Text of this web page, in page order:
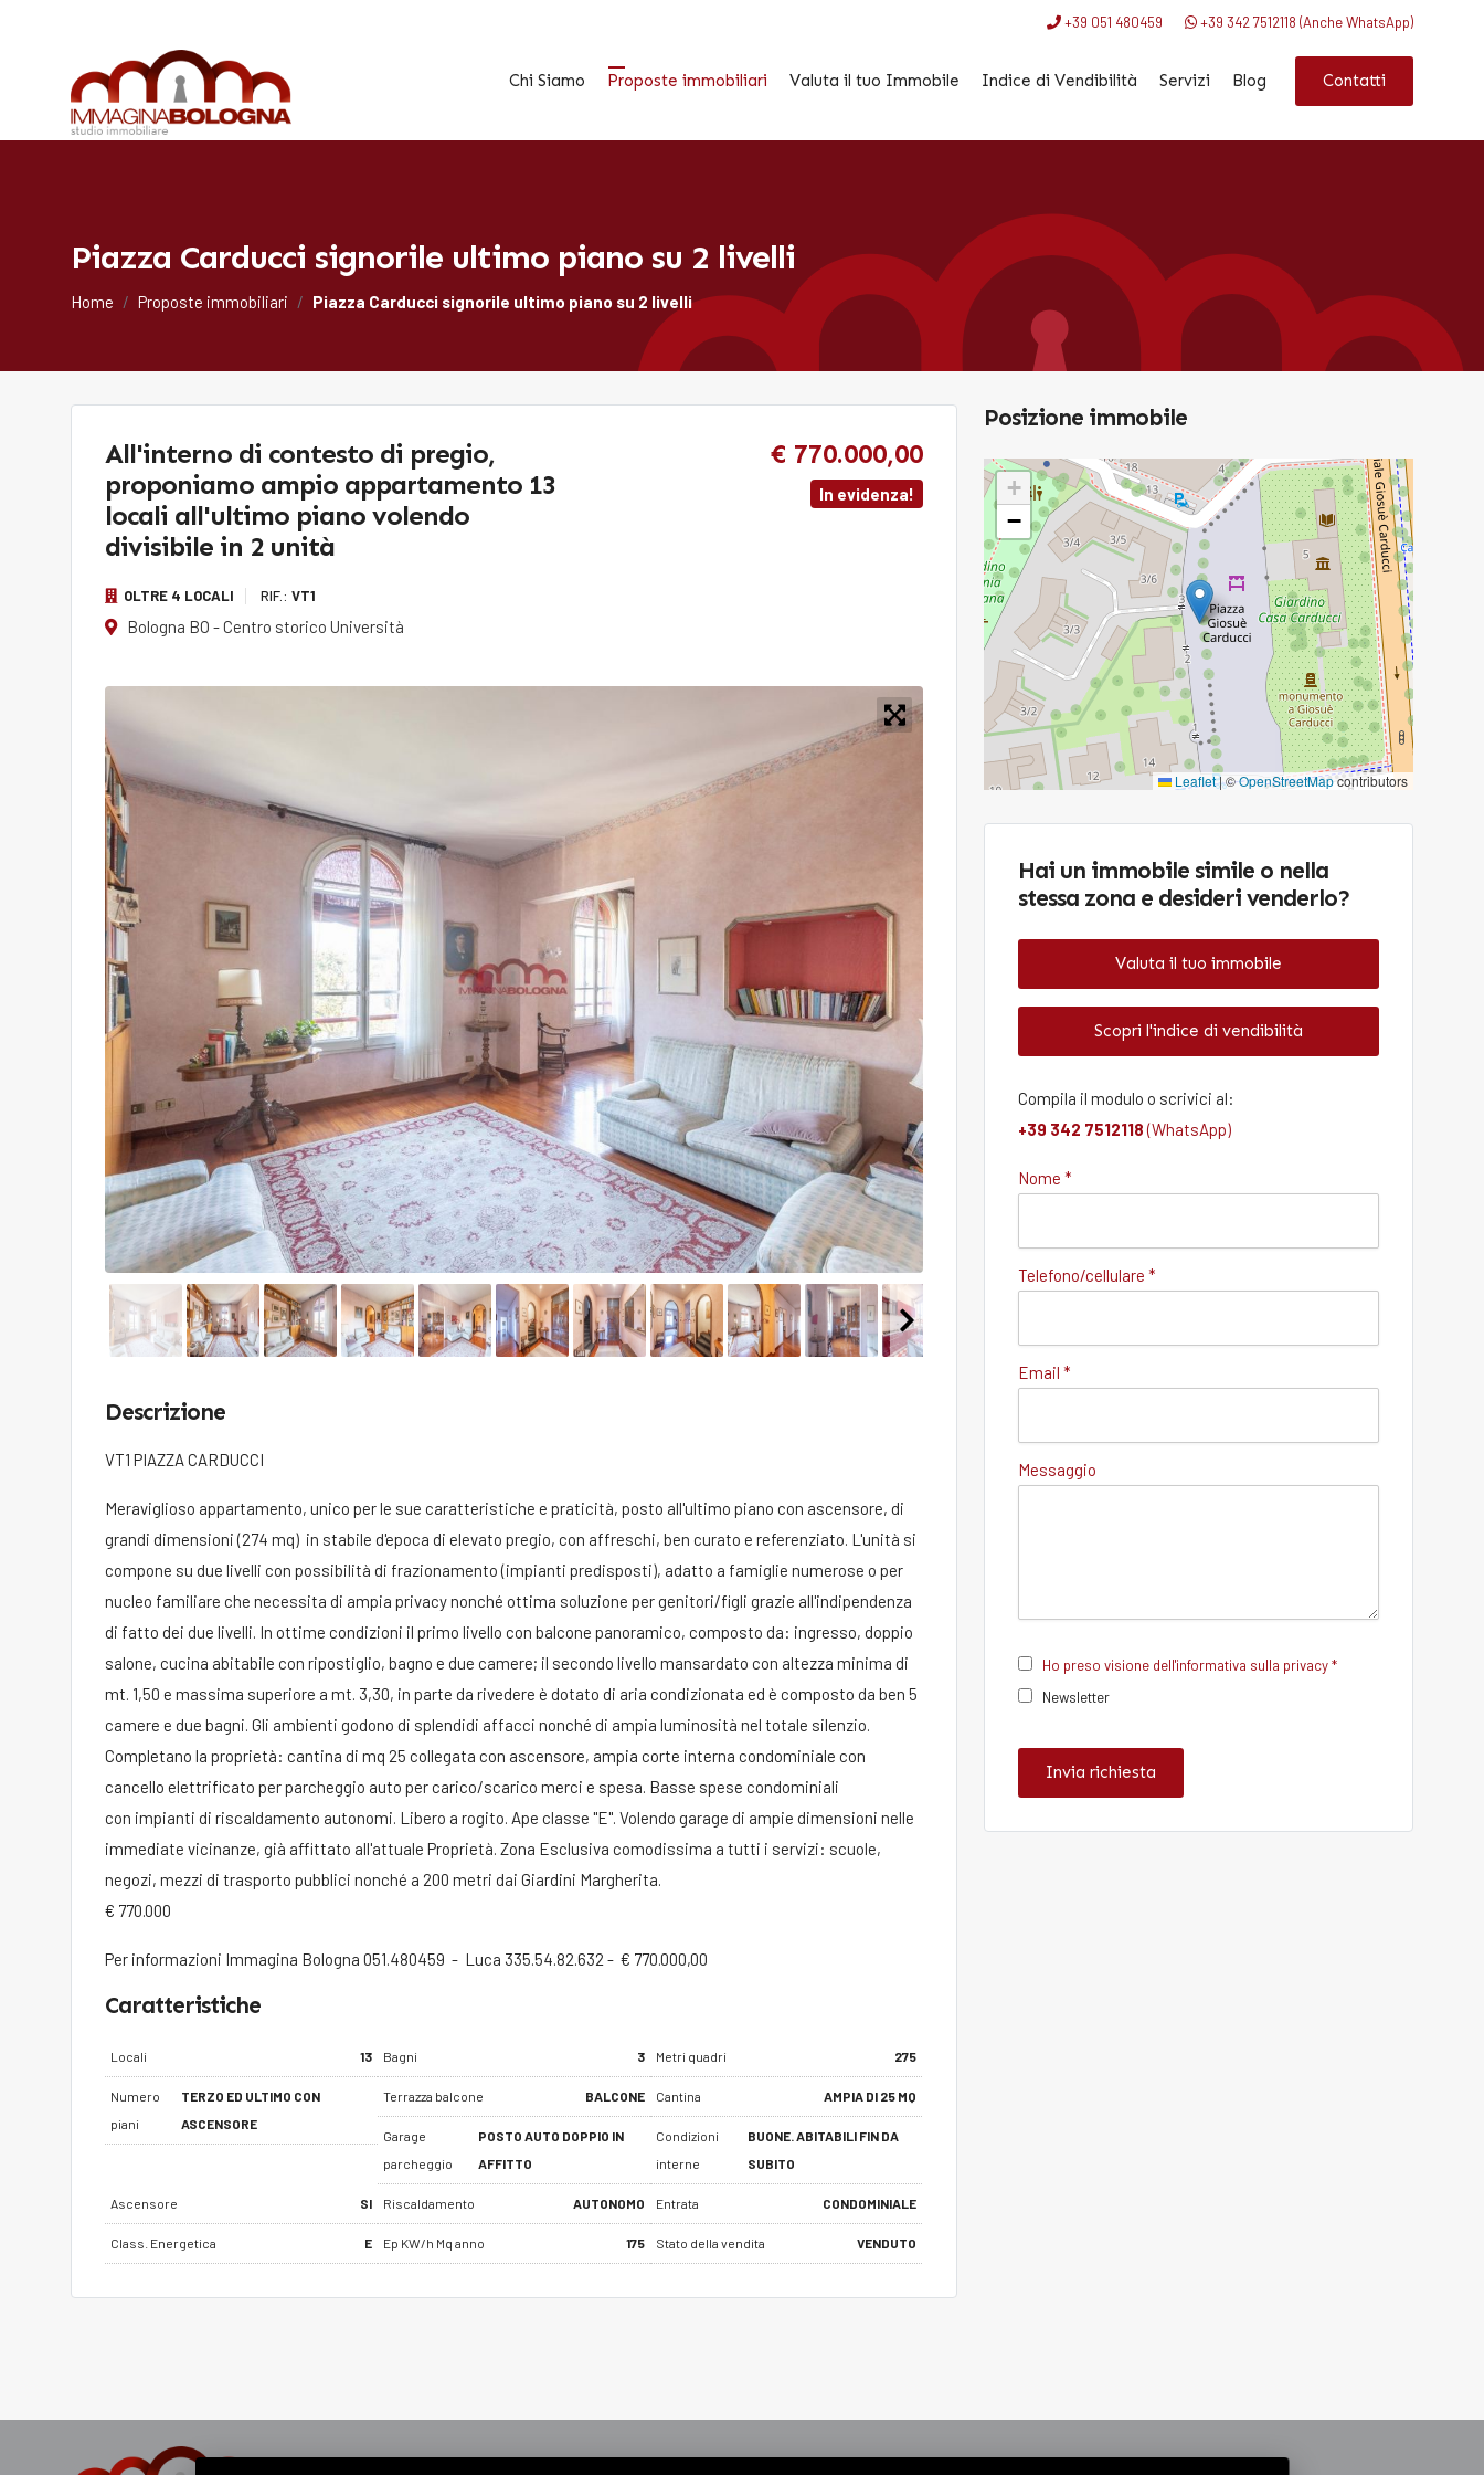
+39 051 480459 +39 342 7512118 (Anche WhatsApp)
Chi Siamo Proposte immobiliari Valuta il tuo Immobile Indice di Vendibilità Servizi Blog Contatti
Piazza Carducci signorile ultimo piano su 2 livelli
Home Proposte immobiliari Piazza Carducci signorile ultimo piano su 2 livelli
Posizione immobile
+
−
Leaflet|©OpenStreetMapcontributors
Hai un immobile simile o nella
stessa zona e desideri venderlo?
Valuta il tuo immobile
Scopri l'indice di vendibilità
Compila il modulo o scrivici al:
+39 342 7512118(WhatsApp)
Nome *
Telefono/cellulare *
Email *
Messaggio
Ho preso visione dell'informativa sulla privacy *
Newsletter
Invia richiesta
All'interno di contesto di pregio,
proponiamo ampio appartamento 13
locali all'ultimo piano volendo
divisibile in 2 unità
OLTRE 4 LOCALI RIF.: VT1
Bologna BO - Centro storico Università
€ 770.000,00
In evidenza!
Descrizione
VT1 PIAZZA CARDUCCI
Meraviglioso appartamento, unico per le sue caratteristiche e praticità, posto all'ultimo piano con ascensore, di
grandi dimensioni (274 mq) in stabile d'epoca di elevato pregio, con affreschi, ben curato e referenziato. L'unità si
compone su due livelli con possibilità di frazionamento (impianti predisposti), adatto a famiglie numerose o per
nucleo familiare che necessita di ampia privacy nonché ottima soluzione per genitori/figli grazie all'indipendenza
di fatto dei due livelli. In ottime condizioni il primo livello con balcone panoramico, composto da: ingresso, doppio
salone, cucina abitabile con ripostiglio, bagno e due camere; il secondo livello mansardato con altezza minima di
mt. 1,50 e massima superiore a mt. 3,30, in parte da rivedere è dotato di aria condizionata ed è composto da ben 5
camere e due bagni. Gli ambienti godono di splendidi affacci nonché di ampia luminosità nel totale silenzio.
Completano la proprietà: cantina di mq 25 collegata con ascensore, ampia corte interna condominiale con
cancello elettrificato per parcheggio auto per carico/scarico merci e spesa. Basse spese condominiali
con impianti di riscaldamento autonomi. Libero a rogito. Ape classe "E". Volendo garage di ampie dimensioni nelle
immediate vicinanze, già affittato all'attuale Proprietà. Zona Esclusiva comodissima a tutti i servizi: scuole,
negozi, mezzi di trasporto pubblici nonché a 200 metri dai Giardini Margherita.
€ 770.000
Per informazioni Immagina Bologna 051.480459 - Luca 335.54.82.632 - € 770.000,00
Caratteristiche
Locali 13 Bagni 3 Metri quadri 275
Numero
piani
TERZO ED ULTIMO CON
ASCENSORE
Terrazza balcone BALCONE Cantina AMPIA DI 25 MQ
Garage
parcheggio
POSTO AUTO DOPPIO IN
AFFITTO
Condizioni
interne
BUONE. ABITABILI FIN DA
SUBITO
Ascensore SI Riscaldamento AUTONOMO Entrata CONDOMINIALE
Class. Energetica E Ep KW/h Mq anno 175 Stato della vendita VENDUTO